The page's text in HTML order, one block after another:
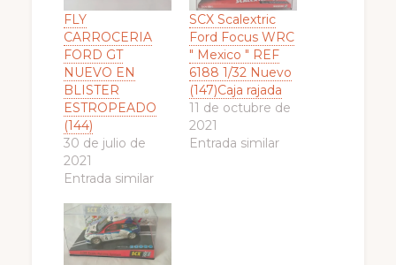
FLY
CARROCERIA
FORD GT
NUEVO EN
BLISTER
ESTROPEADO
(144)
30 de julio de
2021
Entrada similar
SCX Scalextric
Ford Focus WRC
" Mexico " REF
6188 1/32 Nuevo
(147)Caja rajada
11 de octubre de
2021
Entrada similar